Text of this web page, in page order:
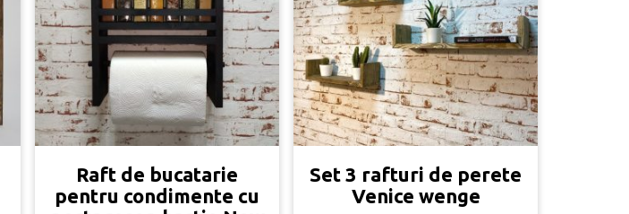
Raft de bucatarie
pentru condimente cu
Set 3 rafturi de perete
Venice wenge